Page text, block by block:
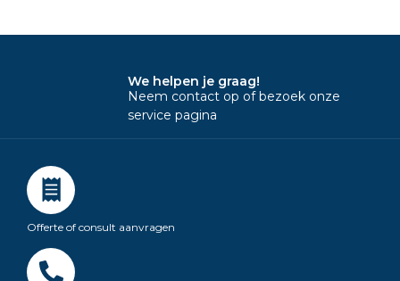
We helpen je graag!
Neem contact op of bezoek onze
service pagina
Offerte of consult aanvragen